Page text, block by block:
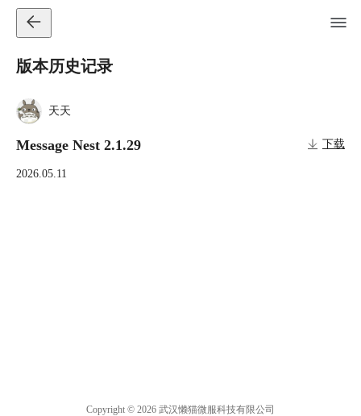
版本历史记录
天天
Message Nest 2.1.29 下载
2026.05.11
Copyright © 2026 武汉懒猫微服科技有限公司